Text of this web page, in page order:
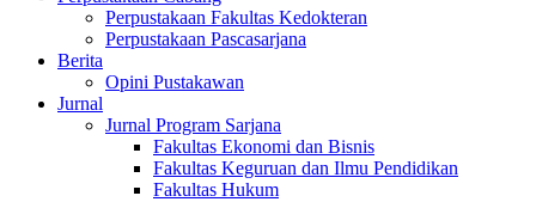
Perpustakaan Fakultas Kedokteran
Perpustakaan Pascasarjana
Berita
Opini Pustakawan
Jurnal
Jurnal Program Sarjana
Fakultas Ekonomi dan Bisnis
Fakultas Keguruan dan Ilmu Pendidikan
Fakultas Hukum